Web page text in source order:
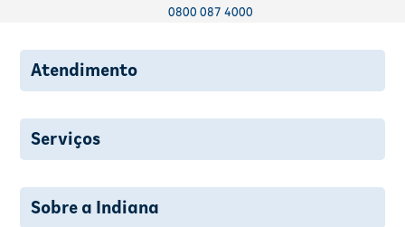
0800 087 4000
Atendimento
Serviços
Sobre a Indiana